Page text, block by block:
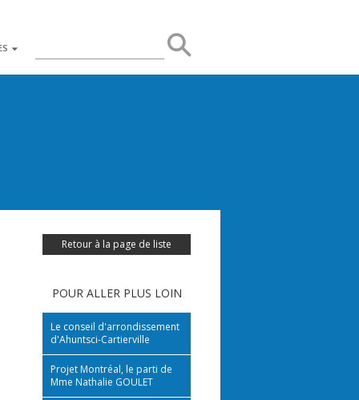
sur
le
Rerchercher
Retour à la page de liste
POUR ALLER PLUS LOIN
Le conseil d'arrondissement
d'Ahuntsci-Cartierville
Projet Montréal, le parti de
Mme Nathalie GOULET